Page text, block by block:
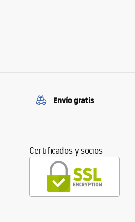
Envío gratis
Certificados y socios